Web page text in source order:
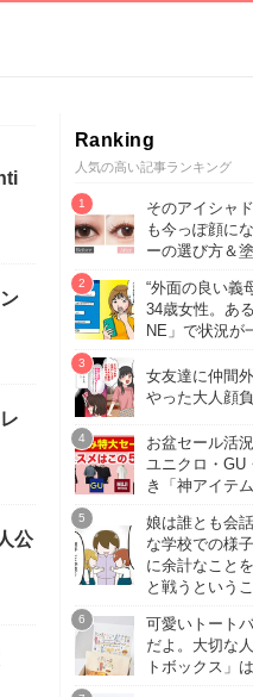
Ranking
人気の高い記事ランキング
そのアイシャ
も今っぽ顔に
ーの選び方＆
“外面の良い義
34歳女性。あ
NE」で状況が
女友達に仲間
やった大人顔
お盆セール活
ユニクロ・GU
き「神アイテ
娘は誰とも会
な学校での様
に余計なこと
と戦うという
可愛いトート
だよ。大切な
トボックス」
公